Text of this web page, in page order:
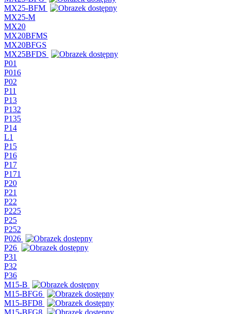
MX25-BFM
MX25-M
MX20
MX20BFMS
MX20BFGS
MX25BFDS
P01
P016
P02
P11
P13
P132
P135
P14
L1
P15
P16
P17
P171
P20
P21
P22
P225
P25
P252
P026
P26
P31
P32
P36
M15-B
M15-BFG6
M15-BFD8
M15-BFG8